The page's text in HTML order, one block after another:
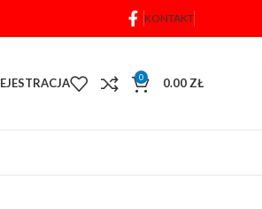
KONTAKT
0 0.00 ZŁ